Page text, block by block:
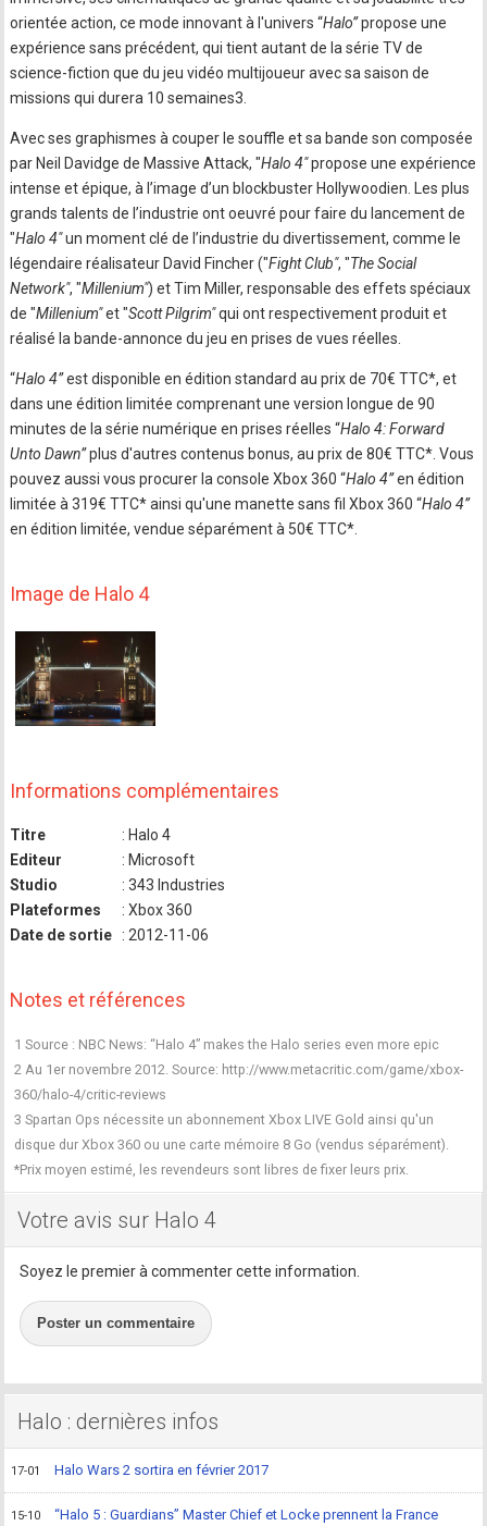
orientée action, ce mode innovant à l'univers “Halo”propose une
expérience sans précédent, qui tient autant de la série TV de
science-fiction que du jeu vidéo multijoueur avec sa saison de
missions qui durera 10 semaines3.
Avec ses graphismes à couper le souffle et sa bande son composée
par Neil Davidge de Massive Attack, "Halo 4"propose une expérience
intense et épique, à l’image d’un blockbuster Hollywoodien. Les plus
grands talents de l’industrie ont oeuvré pour faire du lancement de
"Halo 4"un moment clé de l’industrie du divertissement, comme le
légendaire réalisateur David Fincher ("Fight Club", "The Social
Network", "Millenium") et Tim Miller, responsable des effets spéciaux
de "Millenium"et "Scott Pilgrim"qui ont respectivement produit et
réalisé la bande-annonce du jeu en prises de vues réelles.
“Halo 4”est disponible en édition standard au prix de 70€ TTC*, et
dans une édition limitée comprenant une version longue de 90
minutes de la série numérique en prises réelles “Halo 4: Forward
Unto Dawn”plus d'autres contenus bonus, au prix de 80€ TTC*. Vous
pouvez aussi vous procurer la console Xbox 360 “Halo 4”en édition
limitée à 319€ TTC* ainsi qu'une manette sans fil Xbox 360 “Halo 4”
en édition limitée, vendue séparément à 50€ TTC*.
Image de Halo 4
Informations complémentaires
Titre
: Halo 4
Editeur
: Microsoft
Studio
: 343 Industries
Plateformes
: Xbox 360
Date de sortie
: 2012-11-06
Notes et références
1 Source : NBC News: “Halo 4” makes the Halo series even more epic
2 Au 1er novembre 2012. Source: http://www.metacritic.com/game/xbox-
360/halo-4/critic-reviews
3 Spartan Ops nécessite un abonnement Xbox LIVE Gold ainsi qu'un
disque dur Xbox 360 ou une carte mémoire 8 Go (vendus séparément).
*Prix moyen estimé, les revendeurs sont libres de fixer leurs prix.
Votre avis sur Halo 4
Soyez le premier à commenter cette information.
Poster un commentaire
Halo : dernières infos
17-01 Halo Wars 2 sortira en février 2017
15-10
“Halo 5 : Guardians” Master Chief et Locke prennent la France